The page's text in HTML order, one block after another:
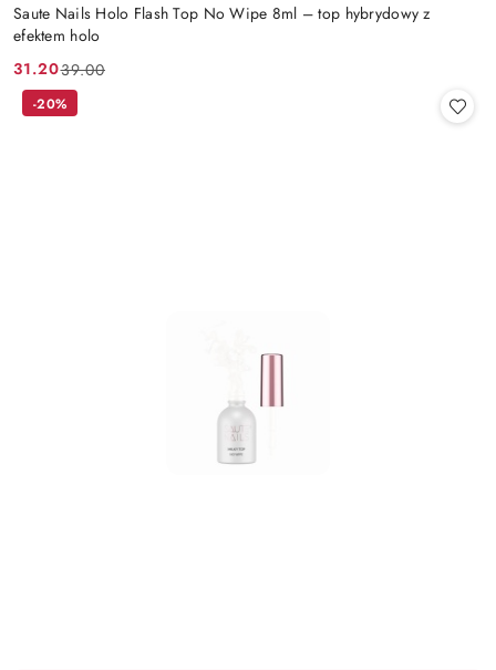
Saute Nails Holo Flash Top No Wipe 8ml – top hybrydowy z
efektem holo
Cena
promocyjna:
31.20
Cena
przed
39.00
-20%